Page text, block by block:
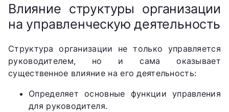
Влияние структуры организации
на управленческую деятельность
Структура организации не только управляется
руководителем, но и сама оказывает
существенное влияние на его деятельность:
Определяет основные функции управления
для руководителя.